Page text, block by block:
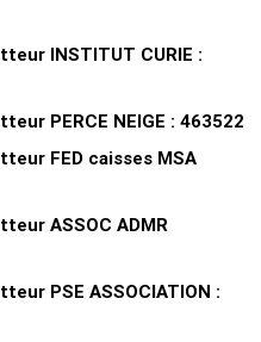
INSTITUT CURIE :
PERCE NEIGE : 463522
FED caisses MSA
ASSOC ADMR
PSE ASSOCIATION :